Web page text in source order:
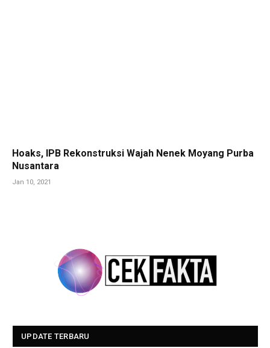
Hoaks, IPB Rekonstruksi Wajah Nenek Moyang Purba
Nusantara
Jan 10, 2021
UPDATE TERBARU